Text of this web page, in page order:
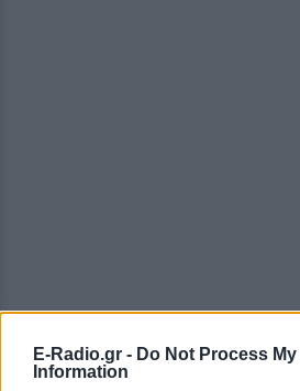
E-Radio.gr - Do Not Process My
Information